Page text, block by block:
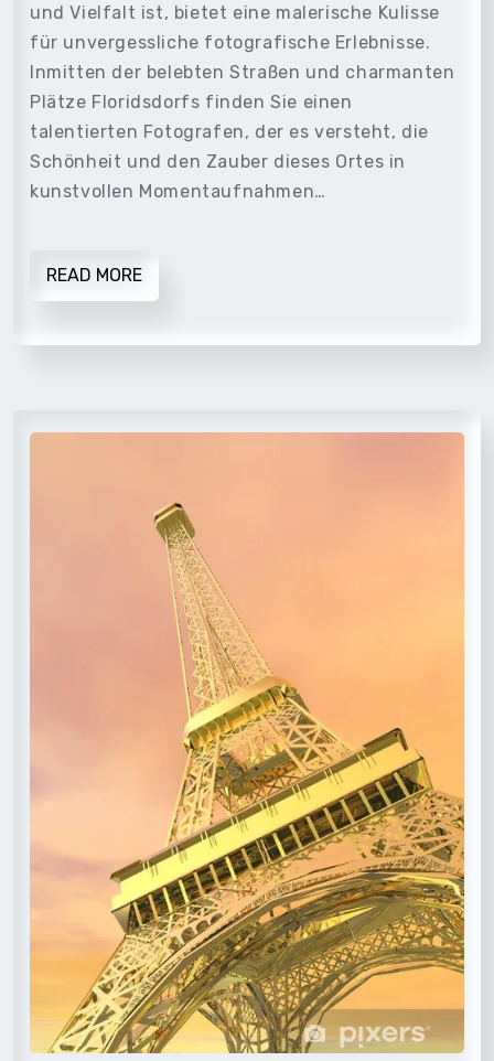
und Vielfalt ist, bietet eine malerische Kulisse
für unvergessliche fotografische Erlebnisse.
Inmitten der belebten Straßen und charmanten
Plätze Floridsdorfs finden Sie einen
talentierten Fotografen, der es versteht, die
Schönheit und den Zauber dieses Ortes in
kunstvollen Momentaufnahmen…
READ MORE